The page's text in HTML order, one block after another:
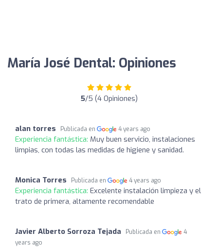
María José Dental: Opiniones
5/5 (4 Opiniones)
alan torres Publicada en 4 years ago
Experiencia fantástica: Muy buen servicio, instalaciones
limpias, con todas las medidas de higiene y sanidad.
Monica Torres Publicada en 4 years ago
Experiencia fantástica: Excelente instalación limpieza y el
trato de primera, altamente recomendable
Javier Alberto Sorroza Tejada Publicada en
4
years ago